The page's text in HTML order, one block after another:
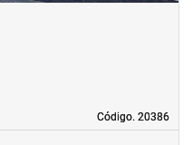
Código. 20386
Código. 20386